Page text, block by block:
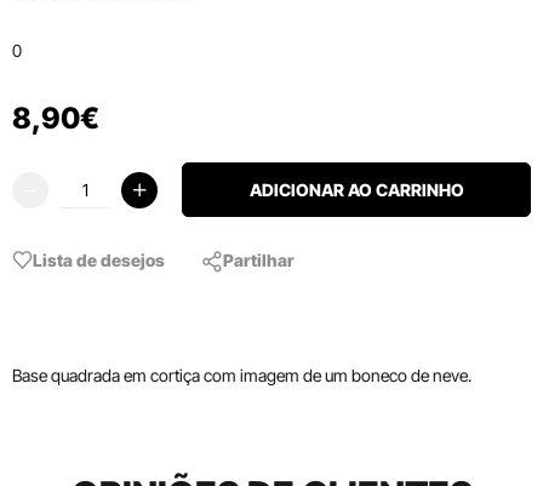
0
8,90€
ADICIONAR AO CARRINHO
Lista de desejos Partilhar
Base quadrada em cortiça com imagem de um boneco de neve.